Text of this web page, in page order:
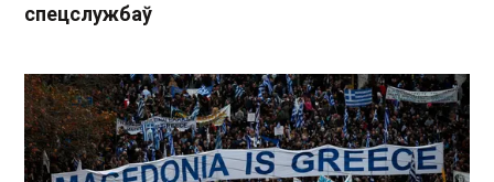
спецслужбаў